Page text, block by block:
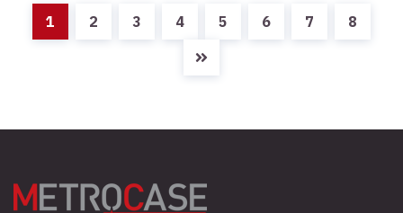
1 2 3 4 5 6 7 8